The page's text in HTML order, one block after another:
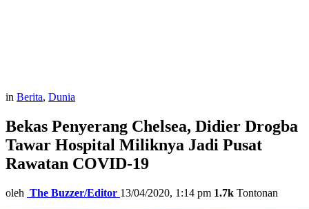
in Berita, Dunia
Bekas Penyerang Chelsea, Didier Drogba
Tawar Hospital Miliknya Jadi Pusat
Rawatan COVID-19
oleh The Buzzer/Editor 13/04/2020, 1:14 pm 1.7k Tontonan